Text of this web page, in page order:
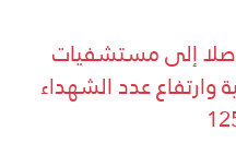
إلى مستشفيات
وارتفاع عدد الشهداء